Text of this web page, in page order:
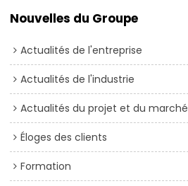
Nouvelles du Groupe
Actualités de l'entreprise
Actualités de l'industrie
Actualités du projet et du marché
Éloges des clients
Formation